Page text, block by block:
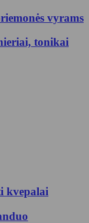
vyrams
tonikai
kvepalai